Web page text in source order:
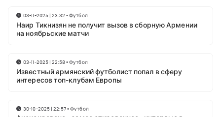
03-11-2025 | 23:32 •Футбол
Наир Тикнизян не получит вызов в сборную Армении
на ноябрьские матчи
03-11-2025 | 22:58•Футбол
Известный армянский футболист попал в сферу
интересов топ-клубам Европы
30-10-2025 | 22:57•Футбол